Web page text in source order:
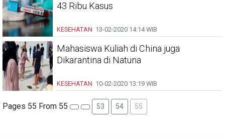
43 Ribu Kasus
KESEHATAN 13-02-2020 14:14 WIB
Mahasiswa Kuliah di China juga
Dikarantina di Natuna
KESEHATAN 10-02-2020 13:19 WIB
Pages 55 From 55 53 54 55